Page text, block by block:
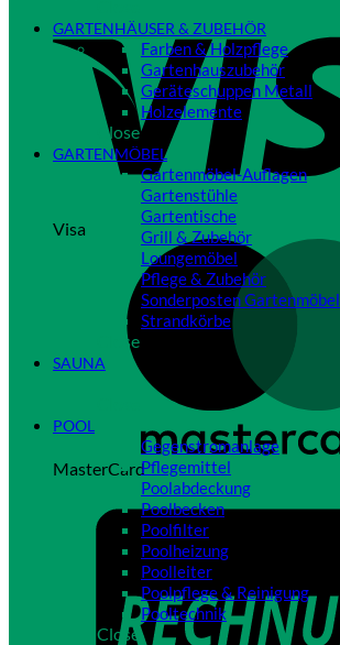
Visa
MasterCard
GARTENHÄUSER & ZUBEHÖR
Farben & Holzpflege
Gartenhauszubehör
Geräteschuppen Metall
Holzelemente
Close
GARTENMÖBEL
Gartenmöbel-Auflagen
Gartenstühle
Gartentische
Grill & Zubehör
Loungemöbel
Pflege & Zubehör
Sonderposten Gartenmöbel
Strandkörbe
Close
SAUNA
POOL
Gegenstromanlage
Pflegemittel
Poolabdeckung
Poolbecken
Poolfilter
Poolheizung
Poolleiter
Poolpflege & Reinigung
Pooltechnik
Close